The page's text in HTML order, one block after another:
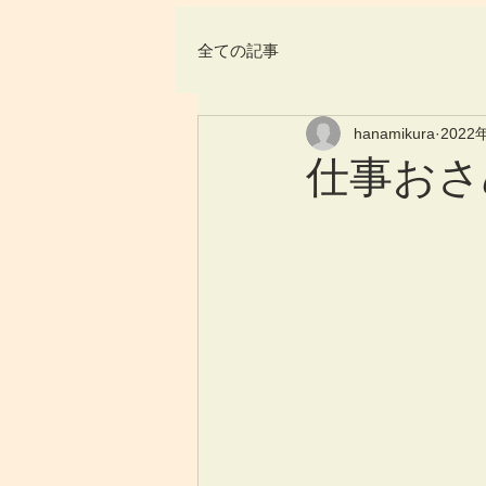
全ての記事
仕事お
hanamikura 2022